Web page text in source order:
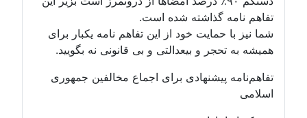
تفاهم نامه گذاشته شده است.
شما نیز با حمایت خود از این تفاهم نامه یکبار برای
همیشه به تحجر و بیعدالتی و بی قانونی نه بگویید.
تفاهم‌نامه پیشنهادی برای اجماع مخالفین جمهوری
اسلامی